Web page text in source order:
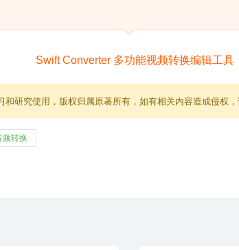
研究使用，版权归属原著所有，如有相关内容造成侵权，
频转换